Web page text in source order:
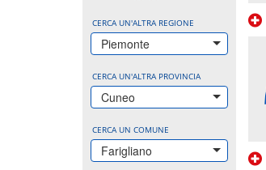
CERCA UN'ALTRA REGIONE
Piemonte
CERCA UN'ALTRA PROVINCIA
Cuneo
CERCA UN COMUNE
Farigliano